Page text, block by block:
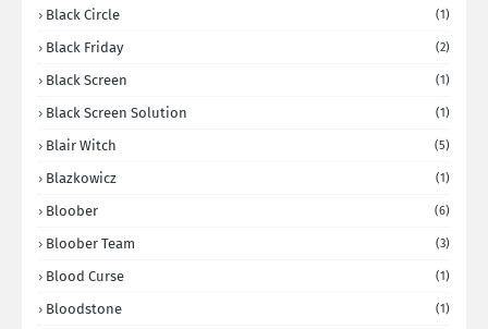
Black Circle (1)
Black Friday (2)
Black Screen (1)
Black Screen Solution (1)
Blair Witch (5)
Blazkowicz (1)
Bloober (6)
Bloober Team (3)
Blood Curse (1)
Bloodstone (1)